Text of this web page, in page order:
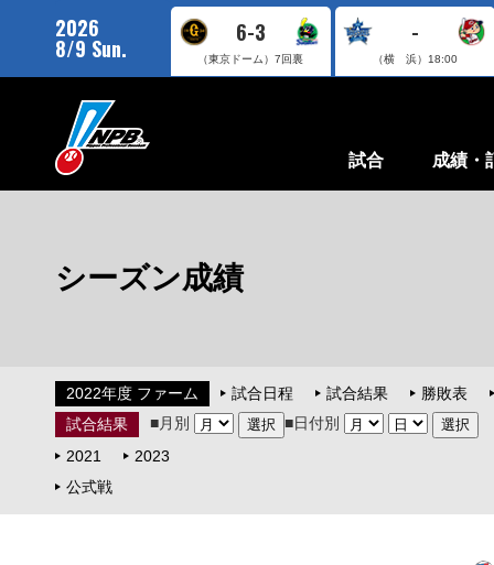
2026
8/9 Sun.
6-3
（東京ドーム）7回裏
-
（横 浜） 18:00
試合 成績・
シーズン成績
2022年度 ファーム 試合日程 試合結果
勝敗表
試合結果
■月別
■日付別
2021
2023
公式戦